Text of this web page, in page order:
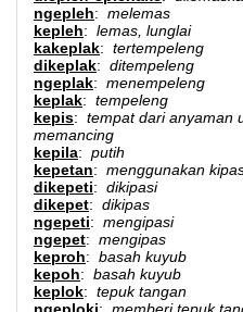
ngepleh: melemas
kepleh: lemas, lunglai
kakeplak: tertempeleng
dikeplak: ditempeleng
ngeplak: menempeleng
keplak: tempeleng
kepis: tempat dari anyaman
memancing
kepila: putih
kepetan: menggunakan
dikepeti: dikipasi
dikepet: dikipas
ngepeti: mengipasi
ngepet: mengipas
keproh: basah kuyub
kepoh: basah kuyub
keplok: tepuk tangan